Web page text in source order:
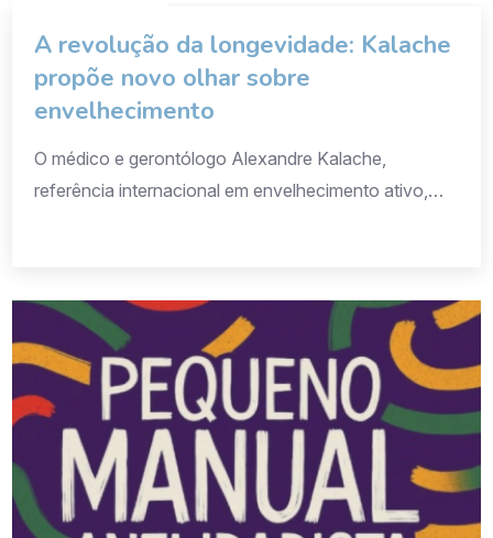
A revolução da longevidade: Kalache
propõe novo olhar sobre
envelhecimento
O médico e gerontólogo Alexandre Kalache,
referência internacional em envelhecimento ativo,
“Vivemos mais do que nunca, mas estamos
preparados para isso?” Kalache defende que é
preciso ir além da sobrevivência e buscar […]